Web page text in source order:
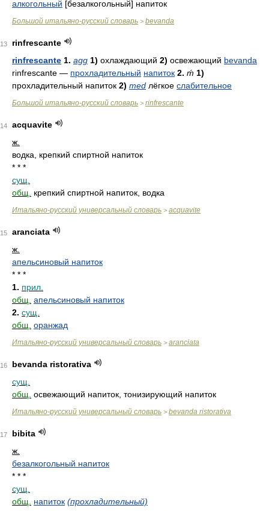
алкогольный [безалкогольный] напиток
Большой итальяно-русский словарь > bevanda
13
rinfrescante
rinfrescante 1. agg 1) охлаждающий 2) освежающий bevanda
rinfrescante — прохладительный напиток 2. ḿ 1)
прохладительный напиток 2) med лёгкое слабительное
Большой итальяно-русский словарь > rinfrescante
14
acquavite
ж.
водка, крепкий спиртной напиток
* * *
сущ.
общ.
крепкий спиртной напиток, водка
Итальяно-русский универсальный словарь > acquavite
15
aranciata
ж.
апельсиновый напиток
* * *
1. прил.
общ. апельсиновый напиток
2. сущ.
общ. оранжад
Итальяно-русский универсальный словарь > aranciata
16
bevanda ristorativa
сущ.
общ. освежающий напиток, тонизирующий напиток
Итальяно-русский универсальный словарь > bevanda ristorativa
17
bibita
ж.
безалкогольный напиток
* * *
сущ.
общ.
напиток (прохладительный)